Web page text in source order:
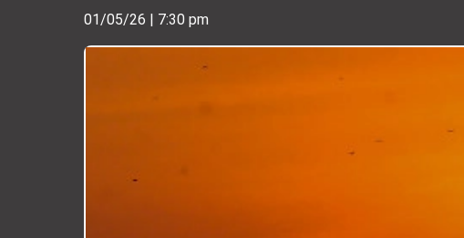
01/05/26 | 7:30 pm